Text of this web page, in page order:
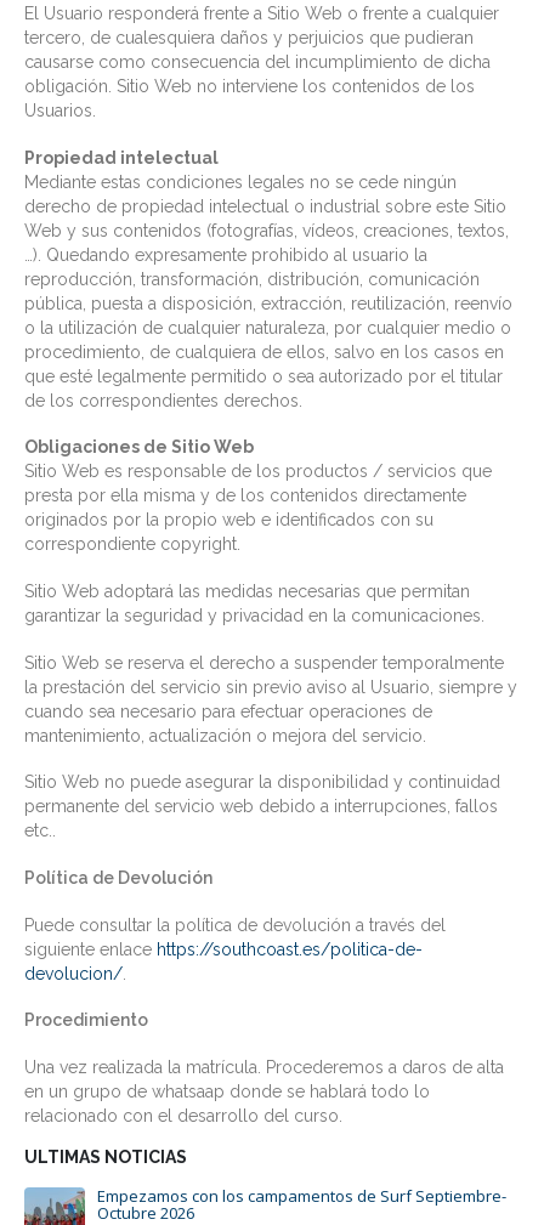
El Usuario responderá frente a Sitio Web o frente a cualquier
tercero, de cualesquiera daños y perjuicios que pudieran
causarse como consecuencia del incumplimiento de dicha
obligación. Sitio Web no interviene los contenidos de los
Usuarios.
Propiedad intelectual
Mediante estas condiciones legales no se cede ningún
derecho de propiedad intelectual o industrial sobre este Sitio
Web y sus contenidos (fotografías, vídeos, creaciones, textos,
…). Quedando expresamente prohibido al usuario la
reproducción, transformación, distribución, comunicación
pública, puesta a disposición, extracción, reutilización, reenvío
o la utilización de cualquier naturaleza, por cualquier medio o
procedimiento, de cualquiera de ellos, salvo en los casos en
que esté legalmente permitido o sea autorizado por el titular
de los correspondientes derechos.
Obligaciones de Sitio Web
Sitio Web es responsable de los productos / servicios que
presta por ella misma y de los contenidos directamente
originados por la propio web e identificados con su
correspondiente copyright.
Sitio Web adoptará las medidas necesarias que permitan
garantizar la seguridad y privacidad en la comunicaciones.
Sitio Web se reserva el derecho a suspender temporalmente
la prestación del servicio sin previo aviso al Usuario, siempre y
cuando sea necesario para efectuar operaciones de
mantenimiento, actualización o mejora del servicio.
Sitio Web no puede asegurar la disponibilidad y continuidad
permanente del servicio web debido a interrupciones, fallos
etc..
Política de Devolución
Puede consultar la política de devolución a través del
siguiente enlace https://southcoast.es/politica-de-
devolucion/
Procedimiento
Una vez realizada la matrícula. Procederemos a daros de alta
en un grupo de whatsaap donde se hablará todo lo
relacionado con el desarrollo del curso.
ULTIMAS NOTICIAS
de Surf Septiembre- Surf Camp Semana Santa 2026 en El
South Coast Surf Camp